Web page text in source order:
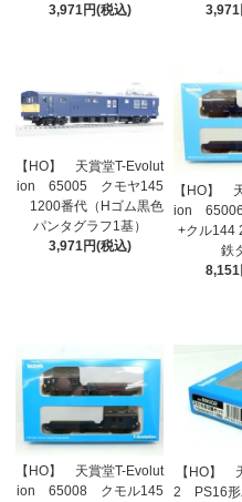
3,971円(税込)
【HO】 天賞堂T-Evolut
ion 65005 クモヤ145
1200番代（Hゴム黒色
パンタグラフ1基）
3,971円(税込)
【HO】
ion
+クル144
鉄
【HO】 天賞堂T-Evolut
ion 65008 クモル145
【HO】
2 PS16形